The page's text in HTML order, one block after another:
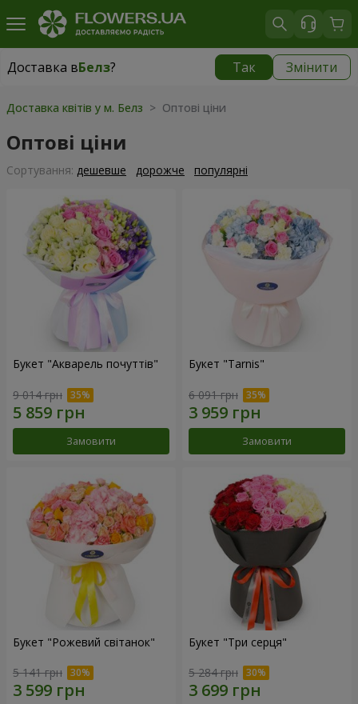
Доставка вБелз? Так Змінити
Доставка вБелз
Доставка квітів у м. Белз > Оптові ціни
Оптові ціни
Сортування: дешевше дорожче популярні
Букет "Акварель почуттів"
9 014 грн
Замовити
Букет "Tarnis"
6 091 грн
Замовити
Букет "Рожевий світанок"
5 141 грн
Букет "Три серця"
5 284 грн